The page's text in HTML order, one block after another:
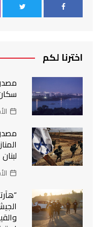
اخترنا لكم
الأحد,
لبنان
الأحد,